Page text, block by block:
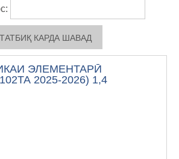
ЭЛЕМЕНТАРӢ
2025-2026) 1,4